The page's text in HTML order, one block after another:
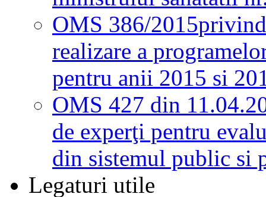
OMS 386/2015
realizare a
pentru anii 2015 si
OMS 427 din
de experţi pentru
din sistemul public si
Legaturi utile